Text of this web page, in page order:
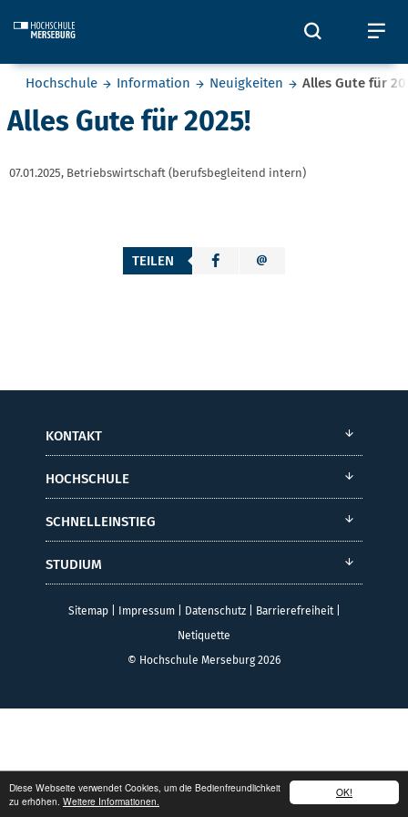
OK!
Diese Webseite verwendet Cookies, um die Bedienfreundlichkeit
zu erhöhen. Weitere Informationen.
Öffnet
Sie befinden sich hier:
Hochschule Information Neuigkeiten Alles Gute für
Alles Gute für 2025!
07.01.2025, Betriebswirtschaft (berufsbegleitend intern)
TEILEN
KONTAKT
HOCHSCHULE
SCHNELLEINSTIEG
STUDIUM
Sitemap| Impressum| Datenschutz| Barrierefreiheit|
Netiquette
© Hochschule Merseburg 2026